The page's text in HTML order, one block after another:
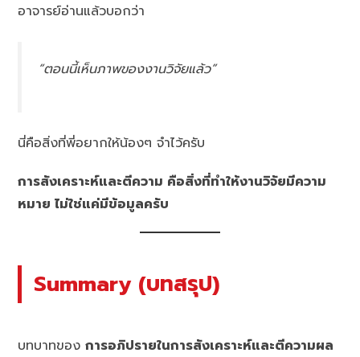
อาจารย์อ่านแล้วบอกว่า
“ตอนนี้เห็นภาพของงานวิจัยแล้ว”
นี่คือสิ่งที่พี่อยากให้น้องๆ จำไว้ครับ
การสังเคราะห์และตีความ คือสิ่งที่ทำให้งานวิจัยมีความ
หมาย ไม่ใช่แค่มีข้อมูลครับ
Summary (บทสรุป)
บทบาทของการอภิปรายในการสังเคราะห์และตีความผล